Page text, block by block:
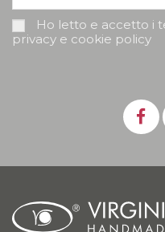
Ho letto e accetto i
privacy e cookie policy